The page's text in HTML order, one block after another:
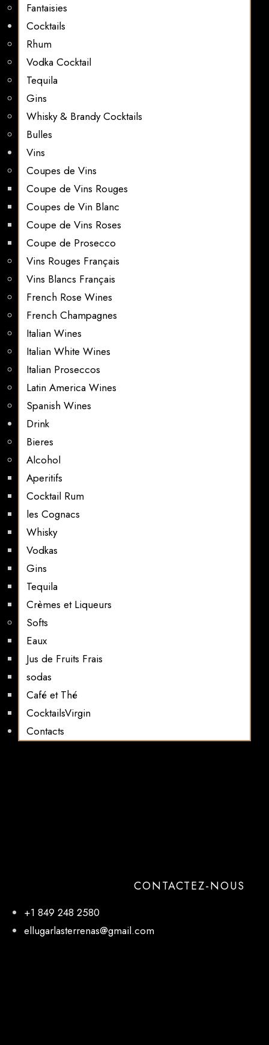
Fantaisies
Cocktails
Rhum
Vodka Cocktail
Tequila
Gins
Whisky & Brandy Cocktails
Bulles
Vins
Coupes de Vins
Coupe de Vins Rouges
Coupes de Vin Blanc
Coupe de Vins Roses
Coupe de Prosecco
Vins Rouges Français
Vins Blancs Français
French Rose Wines
French Champagnes
Italian Wines
Italian White Wines
Italian Proseccos
Latin America Wines
Spanish Wines
Drink
Bieres
Alcohol
Aperitifs
Cocktail Rum
les Cognacs
Whisky
Vodkas
Gins
Tequila
Crèmes et Liqueurs
Softs
Eaux
Jus de Fruits Frais
sodas
Café et Thé
CocktailsVirgin​
Contacts
CONTACTEZ-NOUS
+1 849 248 2580
ellugarlasterrenas@gmail.com